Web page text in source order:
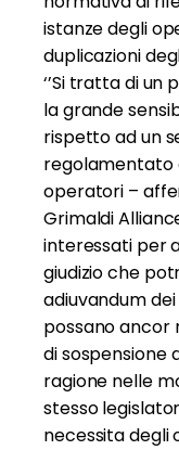
istanze degli
duplicazioni
‘’Si tratta di
la grande
rispetto ad un
regolamentato
operatori –
Grimaldi
interessati per
giudizio che
adiuvandum
possano ancor
di sospensione
ragione nelle
stesso
necessita degli